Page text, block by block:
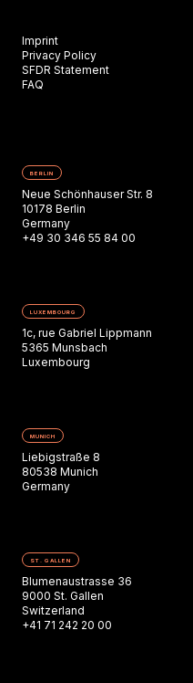
Imprint
Privacy Policy
SFDR Statement
FAQ
BERLIN
Neue Schönhauser Str. 8
10178 Berlin
Germany
+49 30 346 55 84 00
LUXEMBOURG
1c, rue Gabriel Lippmann
5365 Munsbach
Luxembourg
MUNICH
Liebigstraße 8
80538 Munich
Germany
ST. GALLEN
Blumenaustrasse 36
9000 St. Gallen
Switzerland
+41 71 242 20 00